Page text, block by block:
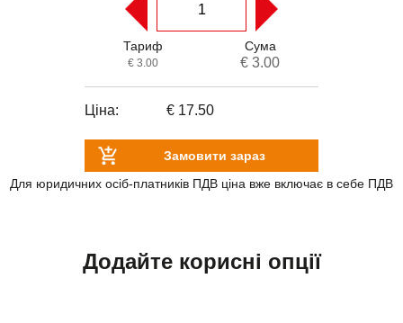
Тариф
€ 3.00
Сума
€ 3.00
Ціна: € 17.50
Замовити зараз
Для юридичних осіб-платників ПДВ ціна вже включає в себе ПДВ
Додайте корисні опції